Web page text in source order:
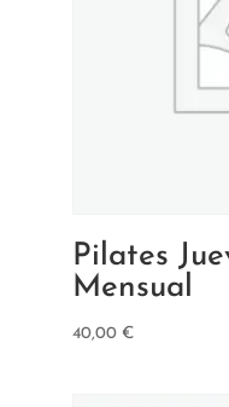
Pilates
Mensual
40,00 €